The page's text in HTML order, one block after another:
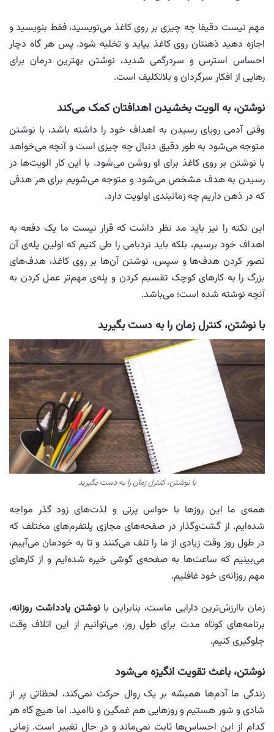
مهم نیست دقیقا چه چیزی بر روی کاغذ می‌نویسید، فقط بنویسید و
اجازه دهید ذهنتان روی کاغذ بیاید و تخلیه شود. پس هر گاه دچار
احساس استرس و سردرگمی شدید، نوشتن بهترین درمان برای
رهایی از افکار سرگردان و بلاتکلیف است.
نوشتن، به الویت بخشیدن اهدافتان کمک می‌کند
وقتی آدمی رویای رسیدن به اهداف خود را داشته باشد، با نوشتن
متوجه می‌شود به طور دقیق دنبال چه چیزی است و آنچه می‌خواهد
با نوشتن بر روی کاغذ برای او روشن می‌شود. با این کار الویت‌ها در
رسیدن به هدف مشخص می‌شود و متوجه می‌شویم برای هر هدفی
که در ذهن داریم چه زمانبندی اولویت دارد.
این نکته را نیز باید مد نظر داشت که قرار نیست ما یک دفعه به
اهداف خود برسیم، بلکه باید نردبامی را طی کنیم که اولین پله‌ی آن
تصور کردن هدف‌ها و سپس، نوشتن آن‌ها بر روی کاغذ، هدف‌های
بزرگ را به کارهای کوچک تقسیم کردن و پله‌ی مهم‌تر عمل کردن به
آنچه نوشته شده است؛ می‌باشد.
با نوشتن، کنترل زمان را به دست بگیرید
با نوشتن، کنترل زمان را به دست بگیرید
همه‌ی ما این روزها با حواس پرتی و لذت‌های زود گذر مواجه
شده‌ایم. از گشت‌وگذار در صفحه‌های مجازی پلتفرم‌های مختلف که
در طول روز وقت زیادی از ما را تلف می‌کنند و تا به خودمان می‌آییم،
می‌بینیم که ساعت‌ها به صفحه‌ی گوشی خیره شده‌ایم و از کارهای
مهم روزانه‌ی خود غافلیم.
زمان باارزش‌ترین دارایی ماست، بنابراین بانوشتن یادداشت روزانه،
برنامه‌های کوتاه مدت برای طول روز، می‌توانیم از این اتلاف وقت
جلوگیری کنیم.
نوشتن، باعث تقویت انگیزه می‌شود
زندگی ما آدم‌ها همیشه بر یک روال حرکت نمی‌کند، لحظاتی پر از
شادی و شور هستیم و روزهایی هم غمگین و ناامید. اما هیچ گاه هر
کدام از این احساس‌ها ثابت نمی‌ماند و در حال تغییر است. زمانی